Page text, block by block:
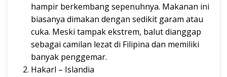
hampir berkembang sepenuhnya. Makanan ini
biasanya dimakan dengan sedikit garam atau
cuka. Meski tampak ekstrem, balut dianggap
sebagai camilan lezat di Filipina dan memiliki
banyak penggemar.
Hakarl – Islandia